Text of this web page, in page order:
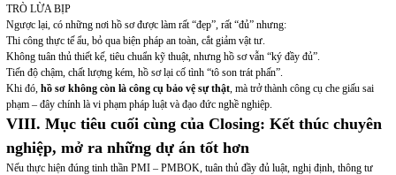
TRÒ LỪA BỊP
Ngược lại, có những nơi hồ sơ được làm rất “đẹp”, rất “đủ” nhưng:
Thi công thực tế ẩu, bỏ qua biện pháp an toàn, cắt giảm vật tư.
Không tuân thủ thiết kế, tiêu chuẩn kỹ thuật, nhưng hồ sơ vẫn “ký đầy đủ”.
Tiến độ chậm, chất lượng kém, hồ sơ lại cố tình “tô son trát phấn”.
Khi đó, hồ sơ không còn là công cụ bảo vệ sự thật, mà trở thành công cụ che giấu sai
phạm – đây chính là vi phạm pháp luật và đạo đức nghề nghiệp.
VIII. Mục tiêu cuối cùng của Closing: Kết thúc chuyên
nghiệp, mở ra những dự án tốt hơn
Nếu thực hiện đúng tinh thần PMI – PMBOK, tuân thủ đầy đủ luật, nghị định, thông tư